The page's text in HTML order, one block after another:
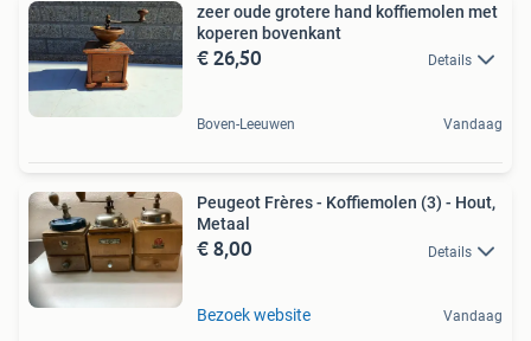
zeer oude grotere hand koffiemolen met
koperen bovenkant
€ 26,50 Details
Boven-Leeuwen Vandaag
Peugeot Frères - Koffiemolen (3) - Hout,
Metaal
€ 8,00 Details
Bezoek website Vandaag